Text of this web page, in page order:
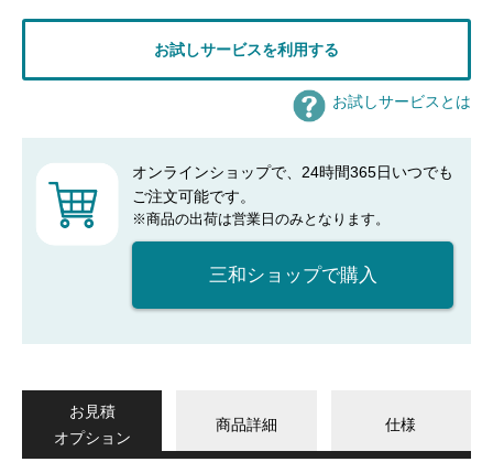
お試しサービスを利用する
お試しサービスとは
オンラインショップで、24時間365日いつでも
ご注文可能です。
※商品の出荷は営業日のみとなります。
三和ショップで購入
お見積
オプション
商品詳細 仕様